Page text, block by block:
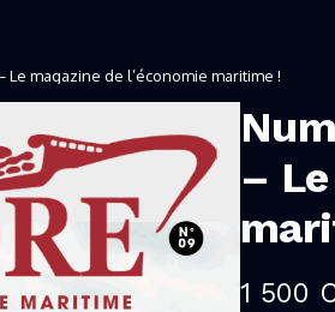
magazine de l’économie maritime !
–
1 500